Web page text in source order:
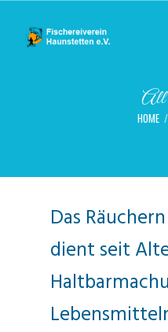
All
HOME
Das
dient seit